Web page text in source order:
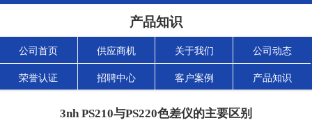
产品知识
公司首页 供应商机 关于我们 公司动态
荣誉认证 招聘中心 客户案例 产品知识
3nh PS210与PS220色差仪的主要区别